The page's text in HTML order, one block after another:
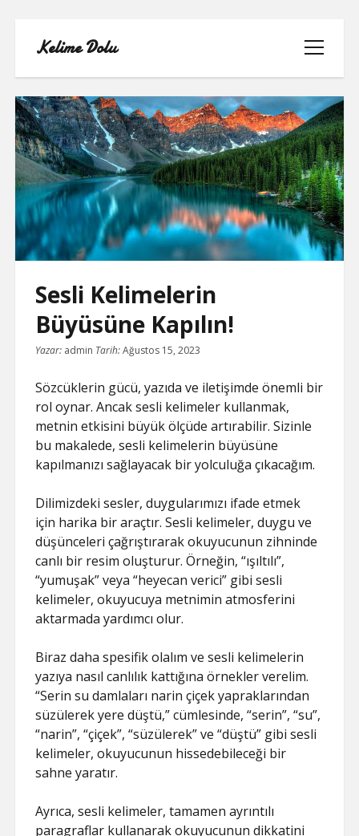
Kelime Dolu
menüyü
aç
INSTAGRAM BOT HESAPLARININ
HIKAYEME BAKMASI
LISTE
TWITTER FAVORI KASMA PARASIZ
TWITTER TAKIPÇI HILESI ŞIFRESIZ
Sesli Kelimelerin
Büyüsüne Kapılın!
Yazar: admin Tarih:Ağustos 15, 2023
Sözcüklerin gücü, yazıda ve iletişimde önemli bir
rol oynar. Ancak sesli kelimeler kullanmak,
metnin etkisini büyük ölçüde artırabilir. Sizinle
bu makalede, sesli kelimelerin büyüsüne
kapılmanızı sağlayacak bir yolculuğa çıkacağım.
Dilimizdeki sesler, duygularımızı ifade etmek
için harika bir araçtır. Sesli kelimeler, duygu ve
düşünceleri çağrıştırarak okuyucunun zihninde
canlı bir resim oluşturur. Örneğin, “ışıltılı”,
“yumuşak” veya “heyecan verici” gibi sesli
kelimeler, okuyucuya metnimin atmosferini
aktarmada yardımcı olur.
Biraz daha spesifik olalım ve sesli kelimelerin
yazıya nasıl canlılık kattığına örnekler verelim.
“Serin su damlaları narin çiçek yapraklarından
süzülerek yere düştü,” cümlesinde, “serin”, “su”,
“narin”, “çiçek”, “süzülerek” ve “düştü” gibi sesli
kelimeler, okuyucunun hissedebileceği bir
sahne yaratır.
Ayrıca, sesli kelimeler, tamamen ayrıntılı
paragraflar kullanarak okuyucunun dikkatini